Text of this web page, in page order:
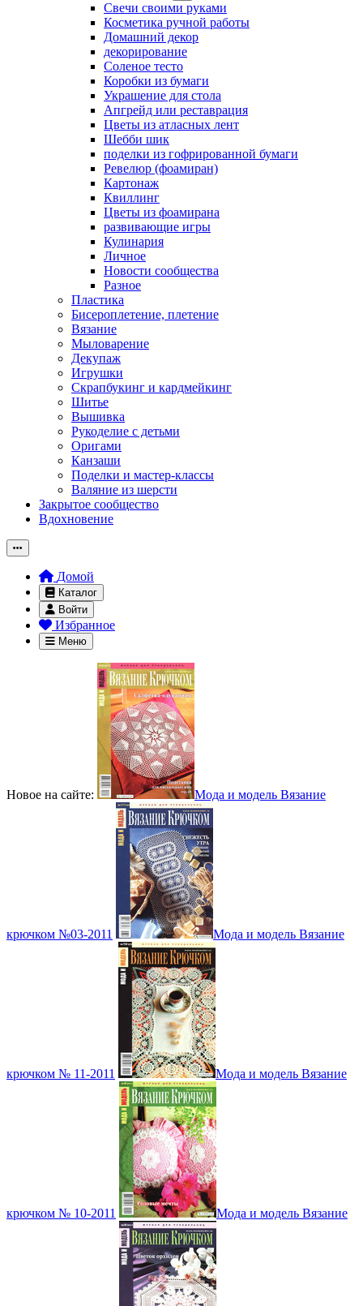
Свечи своими руками
Косметика ручной работы
Домашний декор
декорирование
Соленое тесто
Коробки из бумаги
Украшение для стола
Апгрейд или реставрация
Цветы из атласных лент
Шебби шик
поделки из гофрированной бумаги
Ревелюр (фоамиран)
Картонаж
Квиллинг
Цветы из фоамирана
развивающие игры
Кулинария
Личное
Новости сообщества
Разное
Пластика
Бисероплетение, плетение
Вязание
Мыловарение
Декупаж
Игрушки
Скрапбукинг и кардмейкинг
Шитье
Вышивка
Рукоделие с детьми
Оригами
Канзаши
Поделки и мастер-классы
Валяние из шерсти
Закрытое сообщество
Вдохновение
Домой
Каталог
Войти
Избранное
Меню
Новое на сайте: Мода и модель Вязание
крючком №03-2011 Мода и модель Вязание
крючком № 11-2011 Мода и модель Вязание
крючком № 10-2011 Мода и модель Вязание